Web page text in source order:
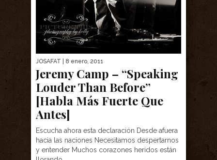
JOSAFAT | 8 enero, 2011
Jeremy Camp – “Speaking
Louder Than Before”
[Habla Más Fuerte Que
Antes]
Escucha ahora esta declaración Desde afuera
hacia las naciones Necesitamos despertarnos
y entender Muchos corazones heridos están